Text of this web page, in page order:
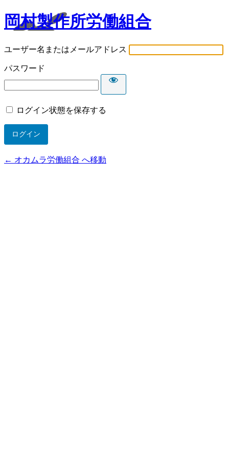
岡村製作所労働組合
ユーザー名またはメールアドレス
パスワード
ログイン状態を保存する
← オカムラ労働組合 へ移動